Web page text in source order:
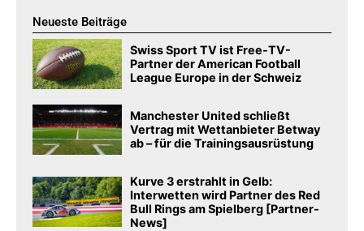
Neueste Beiträge
Swiss Sport TV ist Free-TV-
Partner der American Football
League Europe in der Schweiz
Manchester United schließt
Vertrag mit Wettanbieter Betway
ab – für die Trainingsausrüstung
Kurve 3 erstrahlt in Gelb:
Interwetten wird Partner des Red
Bull Rings am Spielberg [Partner-
News]